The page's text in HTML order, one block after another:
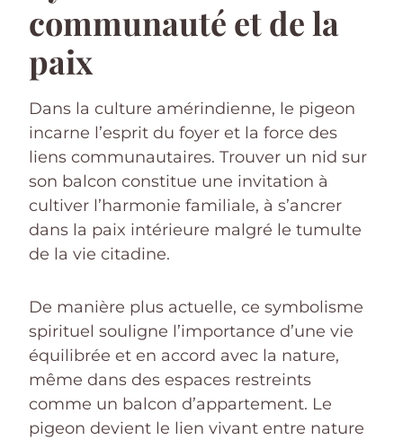
communauté et de la
paix
Dans la culture amérindienne, le pigeon
incarne l’esprit du foyer et la force des
liens communautaires. Trouver un nid sur
son balcon constitue une invitation à
cultiver l’harmonie familiale, à s’ancrer
dans la paix intérieure malgré le tumulte
de la vie citadine.
De manière plus actuelle, ce symbolisme
spirituel souligne l’importance d’une vie
équilibrée et en accord avec la nature,
même dans des espaces restreints
comme un balcon d’appartement. Le
pigeon devient le lien vivant entre nature